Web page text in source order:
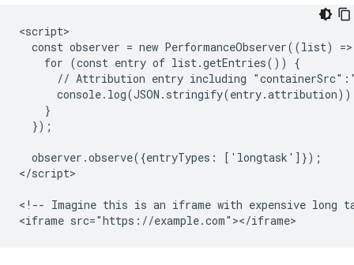
<script>
const observer = new PerformanceObserver((list)
    for (const entry of list.getEntries()) {
// Attribution entry including
    }
  });
  observer.observe({entryTypes: ['longtask']});
</script>
<!-- Imagine this is an iframe with expensive long